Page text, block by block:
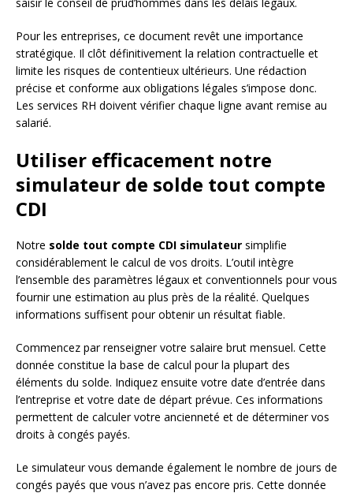
Pour les entreprises, ce document revêt une importance
stratégique. Il clôt définitivement la relation contractuelle et
limite les risques de contentieux ultérieurs. Une rédaction
précise et conforme aux obligations légales s’impose donc.
Les services RH doivent vérifier chaque ligne avant remise au
salarié.
Utiliser efficacement notre
simulateur de solde tout compte
CDI
Notre solde tout compte CDI simulateur simplifie
considérablement le calcul de vos droits. L’outil intègre
l’ensemble des paramètres légaux et conventionnels pour vous
fournir une estimation au plus près de la réalité. Quelques
informations suffisent pour obtenir un résultat fiable.
Commencez par renseigner votre salaire brut mensuel. Cette
donnée constitue la base de calcul pour la plupart des
éléments du solde. Indiquez ensuite votre date d’entrée dans
l’entreprise et votre date de départ prévue. Ces informations
permettent de calculer votre ancienneté et de déterminer vos
droits à congés payés.
Le simulateur vous demande également le nombre de jours de
congés payés que vous n’avez pas encore pris. Cette donnée